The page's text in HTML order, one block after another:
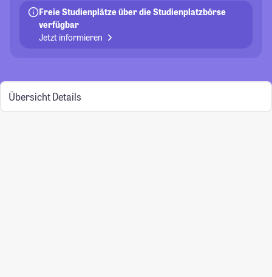
Freie Studienplätze über die Studienplatzbörse
verfügbar
Jetzt informieren
Übersicht Details